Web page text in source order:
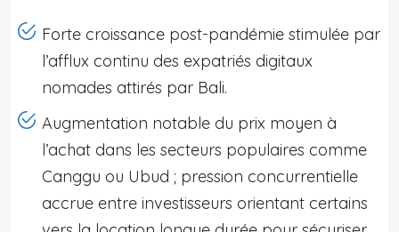
Forte croissance post-pandémie stimulée par
l’afflux continu des expatriés digitaux
nomades attirés par Bali.
Augmentation notable du prix moyen à
l’achat dans les secteurs populaires comme
Canggu ou Ubud ; pression concurrentielle
accrue entre investisseurs orientant certains